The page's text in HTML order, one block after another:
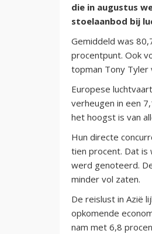
die in augustus
stoelaanbod bij
Gemiddeld was
procentpunt. Ook
topman Tony Tyler
Europese
verheugen in een
het hoogst is van
Hun directe
tien procent. Dat is
werd genoteerd.
minder vol zaten.
De reislust in Azië
opkomende
nam met 6,8